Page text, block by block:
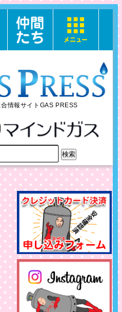
情報サイトGAS PRESS
検索